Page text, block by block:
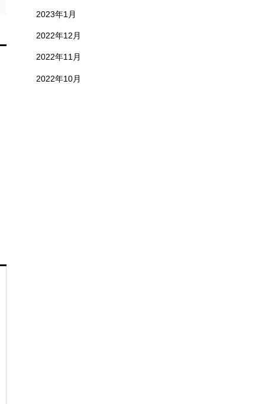
2023年1月
2022年12月
2022年11月
2022年10月